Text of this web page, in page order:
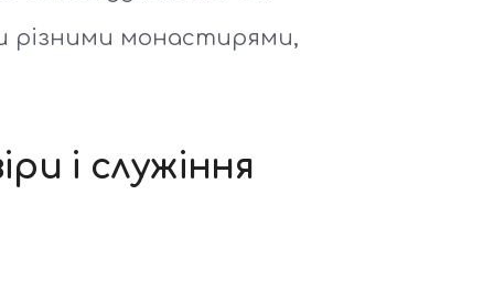
різними монастирями,
і служіння